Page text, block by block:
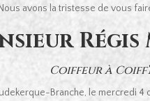
avons la tristesse de vous
Régis
Coiffeur à
Branche, le mercredi 4